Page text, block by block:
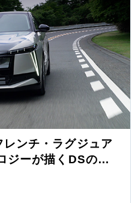
ンチ・ラグジュア
ジーが描くDSの世